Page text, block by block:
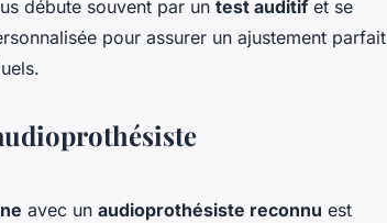
débute souvent par un test auditif et se
pour assurer un ajustement parfait
avec un audioprothésiste reconnu est